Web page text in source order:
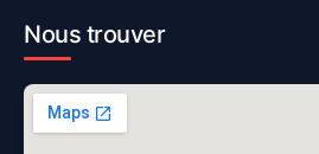
Nous trouver